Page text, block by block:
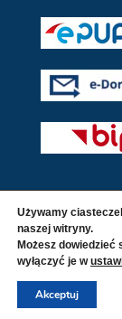
© 2016 -
Używamy
naszej witryny.
Możesz
wyłączyć je w
Akceptuj